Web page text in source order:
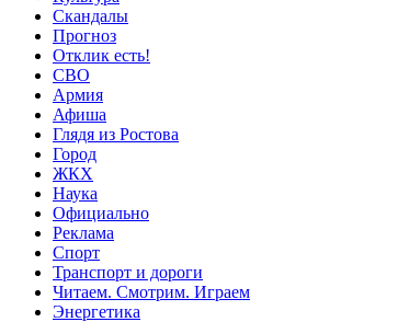
Скандалы
Прогноз
Отклик есть!
СВО
Армия
Афиша
Глядя из Ростова
Город
ЖКХ
Наука
Официально
Реклама
Спорт
Транспорт и дороги
Читаем. Смотрим. Играем
Энергетика